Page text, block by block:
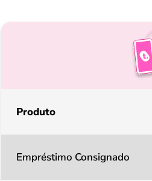
Produto
Empréstimo Consignado